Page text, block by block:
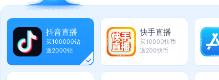
抖音直播
买100000钻
送2000钻
快手直播
买10000快币
送200快币